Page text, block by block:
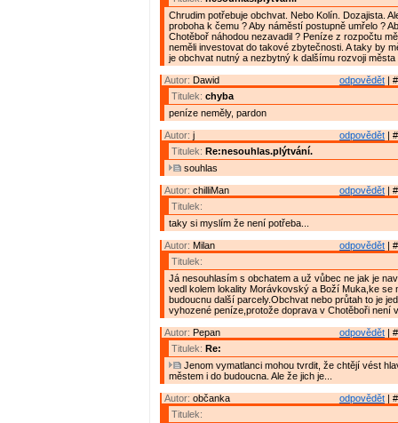
Chrudim potřebuje obchvat. Nebo Kolín. Dozajista.
proboha k čemu ? Aby náměstí postupně umřelo ?
Chotěboř náhodou nezavadil ? Peníze z rozpočtu
neměli investovat do takové zbytečnosti. A taky by
je obchvat nutný a nezbytný k dalšímu rozvoji města
odpovědět |
Autor: Dawid
Titulek: chyba
peníze neměly, pardon
odpovědět |
Autor: j
Titulek: Re:nesouhlas.plýtvání.
souhlas
odpovědět |
Autor: chilliMan
Titulek:
taky si myslím že není potřeba...
odpovědět |
Autor: Milan
Titulek:
Já nesouhlasím s obchatem a už vůbec ne jak je
vedl kolem lokality Morávkovský a Boží Muka,ke se
budoucnu další parcely.Obchvat nebo průtah to je
vyhozené peníze,protože doprava v Chotěboři není
odpovědět |
Autor: Pepan
Titulek: Re:
Jenom vymatlanci mohou tvrdit, že chtějí vést
městem i do budoucna. Ale že jich je...
odpovědět |
Autor: občanka
Titulek: